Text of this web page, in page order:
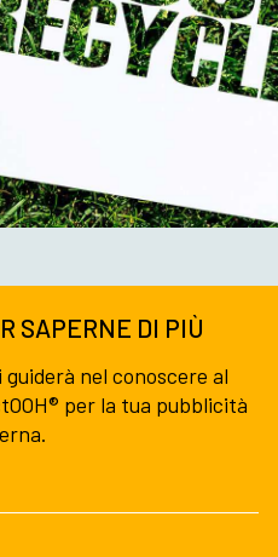
SAPERNE DI PIÙ
nel conoscere al
per la tua pubblicità